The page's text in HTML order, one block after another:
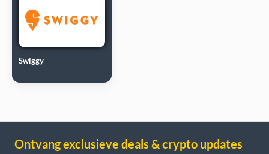
Swiggy
Ontvang exclusieve deals & crypto updates